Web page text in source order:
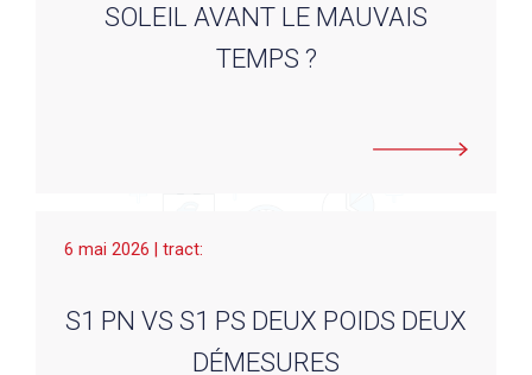
SOLEIL AVANT LE MAUVAIS
TEMPS ?
6 mai 2026 | tract:
S1 PN VS S1 PS DEUX POIDS DEUX
DÉMESURES